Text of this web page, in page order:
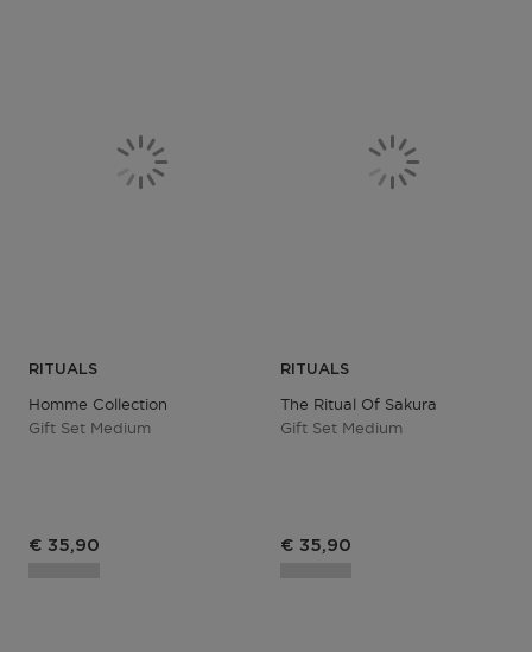
RITUALS
Homme Collection
Gift Set Medium
€ 35,90
RITUALS
The Ritual Of Sakura
Gift Set Medium
€ 35,90